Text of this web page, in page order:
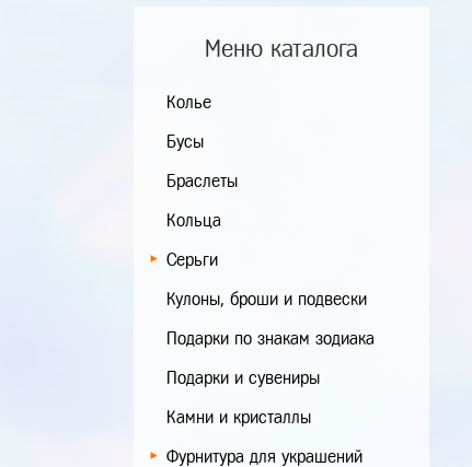
Меню каталога
Колье
Бусы
Браслеты
Кольца
Серьги
Кулоны, броши и подвески
Подарки по знакам зодиака
Подарки и сувениры
Камни и кристаллы
Фурнитура для украшений